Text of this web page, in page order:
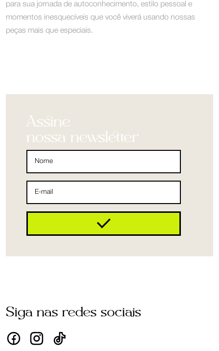
para sua jornada de autoconhecimento, estilo pessoal e
momentos inesquecíveis que você viverá usando nossas
peças mais que especiais.
Assine
nossa newsletter
Siga nas redes sociais